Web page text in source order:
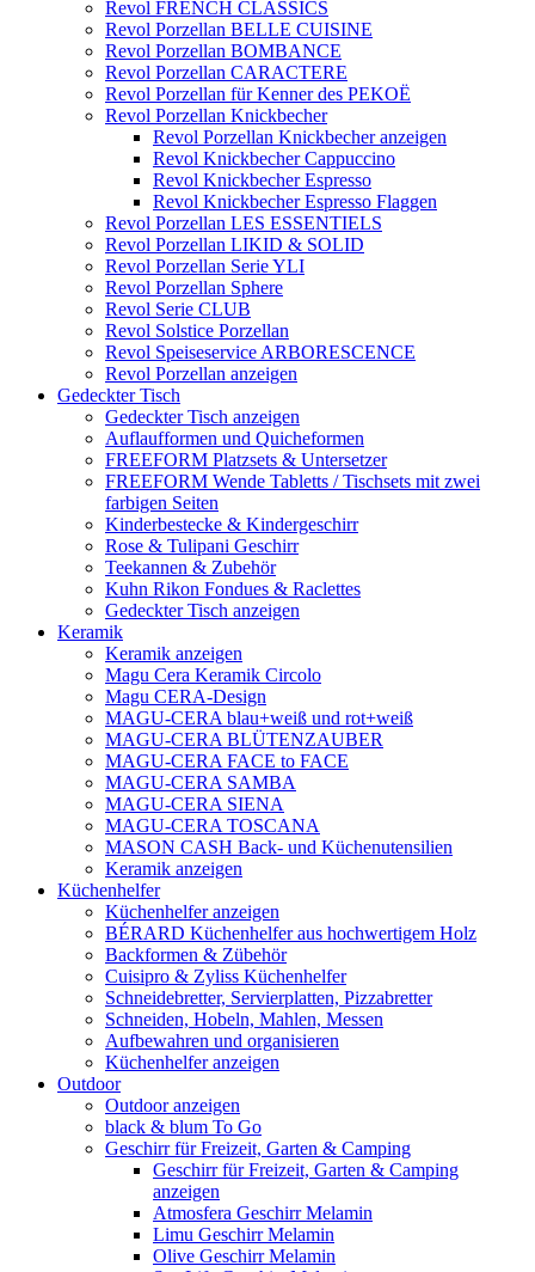
Revol FRENCH CLASSICS
Revol Porzellan BELLE CUISINE
Revol Porzellan BOMBANCE
Revol Porzellan CARACTERE
Revol Porzellan für Kenner des PEKOË
Revol Porzellan Knickbecher
Revol Porzellan Knickbecher anzeigen
Revol Knickbecher Cappuccino
Revol Knickbecher Espresso
Revol Knickbecher Espresso Flaggen
Revol Porzellan LES ESSENTIELS
Revol Porzellan LIKID & SOLID
Revol Porzellan Serie YLI
Revol Porzellan Sphere
Revol Serie CLUB
Revol Solstice Porzellan
Revol Speiseservice ARBORESCENCE
Revol Porzellan anzeigen
Gedeckter Tisch
Gedeckter Tisch anzeigen
Auflaufformen und Quicheformen
FREEFORM Platzsets & Untersetzer
FREEFORM Wende Tabletts / Tischsets mit zwei
farbigen Seiten
Kinderbestecke & Kindergeschirr
Rose & Tulipani Geschirr
Teekannen & Zubehör
Kuhn Rikon Fondues & Raclettes
Gedeckter Tisch anzeigen
Keramik
Keramik anzeigen
Magu Cera Keramik Circolo
Magu CERA-Design
MAGU-CERA blau+weiß und rot+weiß
MAGU-CERA BLÜTENZAUBER
MAGU-CERA FACE to FACE
MAGU-CERA SAMBA
MAGU-CERA SIENA
MAGU-CERA TOSCANA
MASON CASH Back- und Küchenutensilien
Keramik anzeigen
Küchenhelfer
Küchenhelfer anzeigen
BÉRARD Küchenhelfer aus hochwertigem Holz
Backformen & Zübehör
Cuisipro & Zyliss Küchenhelfer
Schneidebretter, Servierplatten, Pizzabretter
Schneiden, Hobeln, Mahlen, Messen
Aufbewahren und organisieren
Küchenhelfer anzeigen
Outdoor
Outdoor anzeigen
black & blum To Go
Geschirr für Freizeit, Garten & Camping
Geschirr für Freizeit, Garten & Camping
anzeigen
Atmosfera Geschirr Melamin
Limu Geschirr Melamin
Olive Geschirr Melamin